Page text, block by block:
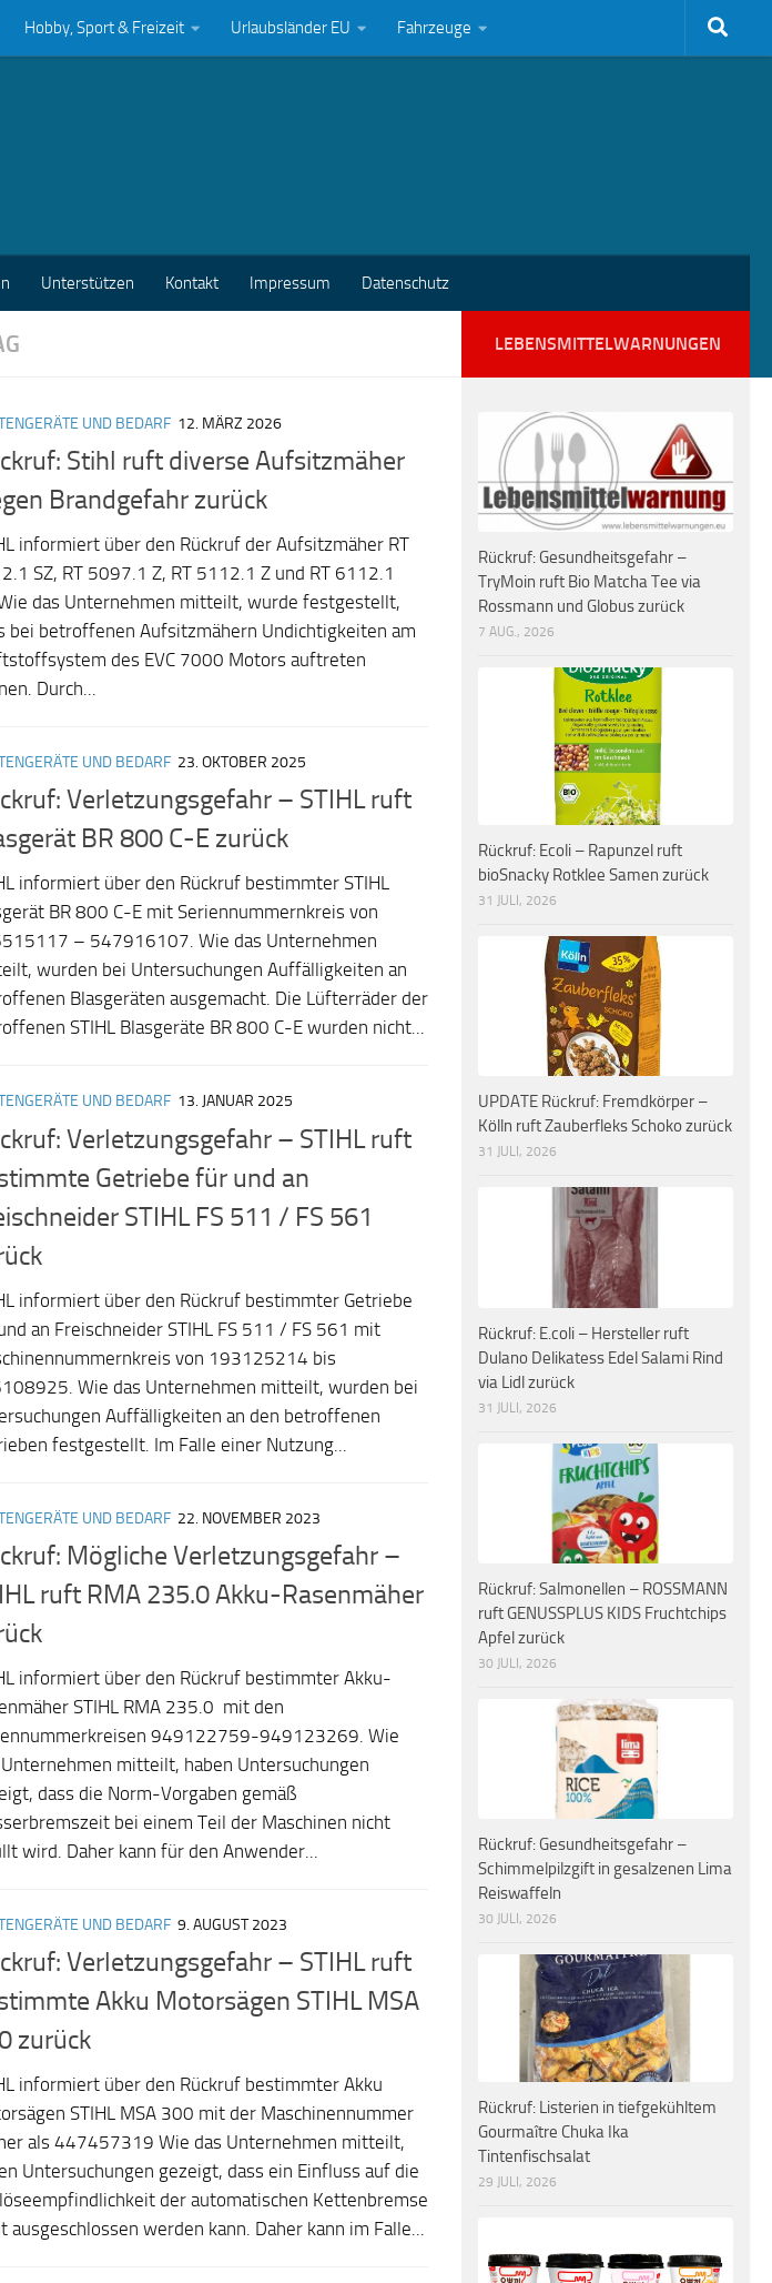
Hobby, Sport & Freizeit Urlaubsländer EU Fahrzeuge
Unterstützen Kontakt Impressum Datenschutz
UND BEDARF 12. MÄRZ 2026
Stihl ruft diverse Aufsitzmäher
Brandgefahr zurück
informiert über den Rückruf der Aufsitzmäher RT
SZ, RT 5097.1 Z, RT 5112.1 Z und RT 6112.1
das Unternehmen mitteilt, wurde festgestellt,
bei betroffenen Aufsitzmähern Undichtigkeiten am
des EVC 7000 Motors auftreten
Durch...
UND BEDARF 23. OKTOBER 2025
Verletzungsgefahr – STIHL ruft
BR 800 C-E zurück
informiert über den Rückruf bestimmter STIHL
BR 800 C-E mit Seriennummernkreis von
– 547916107. Wie das Unternehmen
wurden bei Untersuchungen Auffälligkeiten an
Blasgeräten ausgemacht. Die Lüfterräder der
STIHL Blasgeräte BR 800 C-E wurden nicht...
UND BEDARF 13. JANUAR 2025
Verletzungsgefahr – STIHL ruft
Getriebe für und an
STIHL FS 511 / FS 561
informiert über den Rückruf bestimmter Getriebe
an Freischneider STIHL FS 511 / FS 561 mit
von 193125214 bis
Wie das Unternehmen mitteilt, wurden bei
Auffälligkeiten an den betroffenen
festgestellt. Im Falle einer Nutzung...
UND BEDARF 22. NOVEMBER 2023
Mögliche Verletzungsgefahr –
ruft RMA 235.0 Akku-Rasenmäher
informiert über den Rückruf bestimmter Akku-
STIHL RMA 235.0 mit den
949122759-949123269. Wie
Unternehmen mitteilt, haben Untersuchungen
dass die Norm-Vorgaben gemäß
bei einem Teil der Maschinen nicht
wird. Daher kann für den Anwender...
UND BEDARF 9. AUGUST 2023
Verletzungsgefahr – STIHL ruft
Akku Motorsägen STIHL MSA
zurück
informiert über den Rückruf bestimmter Akku
STIHL MSA 300 mit der Maschinennummer
als 447457319 Wie das Unternehmen mitteilt,
Untersuchungen gezeigt, dass ein Einfluss auf die
der automatischen Kettenbremse
ausgeschlossen werden kann. Daher kann im Falle...
LEBENSMITTELWARNUNGEN
Rückruf: Gesundheitsgefahr –
TryMoin ruft Bio Matcha Tee via
Rossmann und Globus zurück
7 AUG., 2026
Rückruf: Ecoli – Rapunzel ruft
bioSnacky Rotklee Samen zurück
31 JULI, 2026
UPDATE Rückruf: Fremdkörper –
Kölln ruft Zauberfleks Schoko zurück
31 JULI, 2026
Rückruf: E.coli – Hersteller ruft
Dulano Delikatess Edel Salami Rind
via Lidl zurück
31 JULI, 2026
Rückruf: Salmonellen – ROSSMANN
ruft GENUSSPLUS KIDS Fruchtchips
Apfel zurück
30 JULI, 2026
Rückruf: Gesundheitsgefahr –
Schimmelpilzgift in gesalzenen Lima
Reiswaffeln
30 JULI, 2026
Rückruf: Listerien in tiefgekühltem
Gourmaître Chuka Ika
Tintenfischsalat
29 JULI, 2026